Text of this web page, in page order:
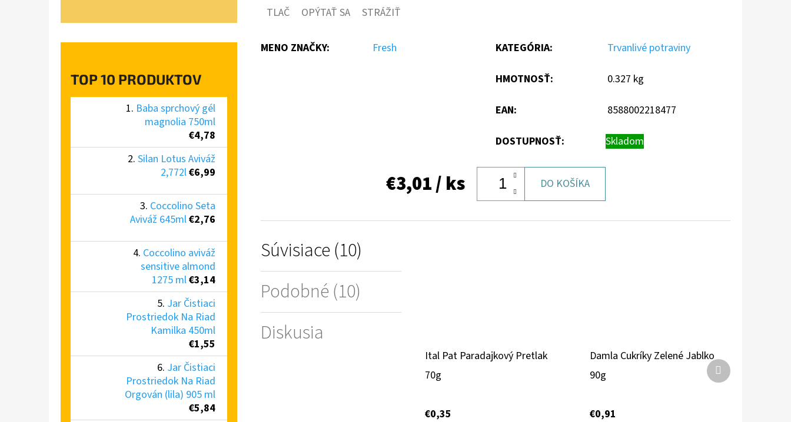
TOP 10 PRODUKTOV
Baba sprchový gél
magnolia 750ml
€4,78
Silan Lotus Aviváž
2,772l€6,99
Coccolino Seta
Aviváž 645ml€2,76
Coccolino aviváž
sensitive almond
1275 ml€3,14
Jar Čistiaci
Prostriedok Na Riad
Kamilka 450ml
€1,55
Jar Čistiaci
Prostriedok Na Riad
Orgován (lila) 905 ml
€5,84
TLAČ OPÝTAŤ SA STRÁŽIŤ
MENO ZNAČKY: Fresh KATEGÓRIA: Trvanlivé potraviny
HMOTNOSŤ: 0.327 kg
EAN: 8588002218477
DOSTUPNOSŤ: Skladom
€3,01/ ks DO KOŠÍKA
Súvisiace (10)
Podobné (10)
Diskusia
Ital Pat Paradajkový Pretlak
70g
€0,35
Damla Cukríky Zelené Jablko
90g
€0,91
Ďalší
produkt